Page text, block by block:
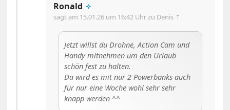
Ronald 🔅
sagt am 15.01.26 um 16:42 Uhrzu Denis ⇡
Jetzt willst du Drohne, Action Cam und
Handy mitnehmen um den Urlaub
schön fest zu halten.
Da wird es mit nur 2 Powerbanks auch
für nur eine Woche wohl sehr sehr
knapp werden ^^